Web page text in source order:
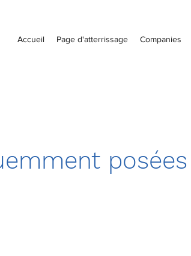
Accueil Page d'atterrissage Companies
posées